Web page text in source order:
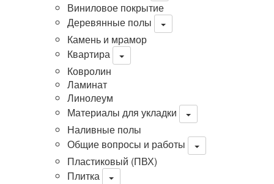
Виниловое покрытие
Деревянные полы
Камень и мрамор
Квартира
Ковролин
Ламинат
Линолеум
Материалы для укладки
Наливные полы
Общие вопросы и работы
Пластиковый (ПВХ)
Плитка